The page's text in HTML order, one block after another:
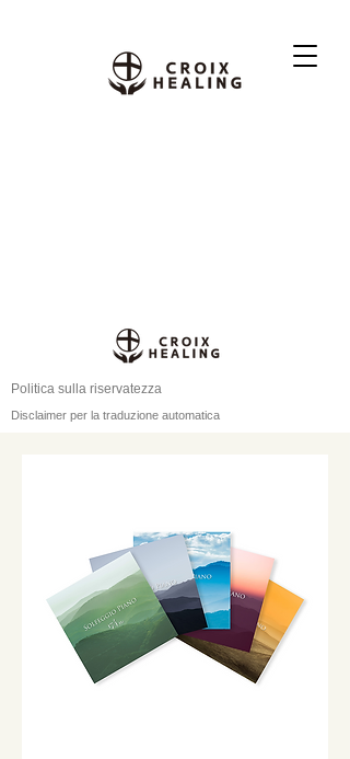
Politica sulla riservatezza
Disclaimer per la traduzione automatica